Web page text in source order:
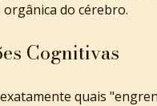
do cérebro.
Cognitivas
quais